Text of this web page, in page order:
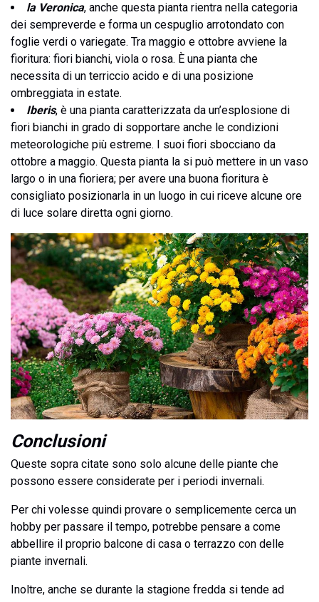
la Veronica, anche questa pianta rientra nella categoria
dei sempreverde e forma un cespuglio arrotondato con
foglie verdi o variegate. Tra maggio e ottobre avviene la
fioritura: fiori bianchi, viola o rosa. È una pianta che
necessita di un terriccio acido e di una posizione
ombreggiata in estate.
Iberis, è una pianta caratterizzata da un’esplosione di
fiori bianchi in grado di sopportare anche le condizioni
meteorologiche più estreme. I suoi fiori sbocciano da
ottobre a maggio. Questa pianta la si può mettere in un vaso
largo o in una fioriera; per avere una buona fioritura è
consigliato posizionarla in un luogo in cui riceve alcune ore
di luce solare diretta ogni giorno.
Conclusioni
Queste sopra citate sono solo alcune delle piante che
possono essere considerate per i periodi invernali.
Per chi volesse quindi provare o semplicemente cerca un
hobby per passare il tempo, potrebbe pensare a come
abbellire il proprio balcone di casa o terrazzo con delle
piante invernali.
Inoltre, anche se durante la stagione fredda si tende ad